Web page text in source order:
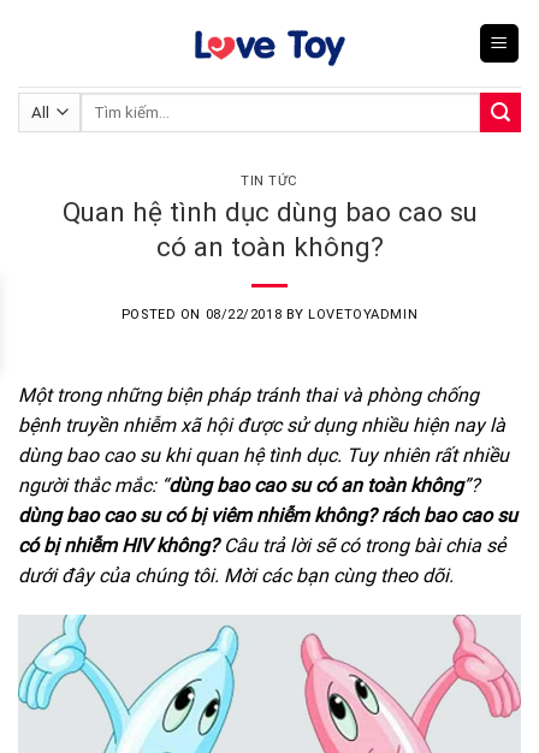
Tìm
TIN TỨC
Quan hệ tình dục dùng bao cao su
có an toàn không?
POSTED ON 08/22/2018 BYLOVETOYADMIN
Một trong những biện pháp tránh thai và phòng chống
bệnh truyền nhiễm xã hội được sử dụng nhiều hiện nay là
dùng bao cao su khi quan hệ tình dục. Tuy nhiên rất nhiều
người thắc mắc: “dùng bao cao su có an toàn không”?
dùng bao cao su có bị viêm nhiễm không? rách bao cao su
có bị nhiễm HIV không? Câu trả lời sẽ có trong bài chia sẻ
dưới đây của chúng tôi. Mời các bạn cùng theo dõi.